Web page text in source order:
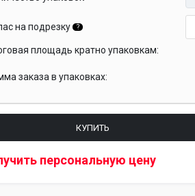
на подрезку ?
площадь кратно упаковкам:
заказа в упаковках:
КУПИТЬ
персональную цену